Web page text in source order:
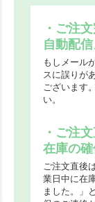
・ご注
自動配信
もしメール
スに誤りが
ございます
い。
・ご注
在庫の確
ご注文直後
業日中に在
ました。」